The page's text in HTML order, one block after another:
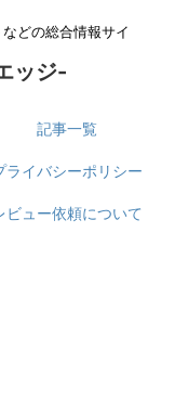
どの総合情報サイ
ッジ-
記事一覧
ライバシーポリシー
ビュー依頼について